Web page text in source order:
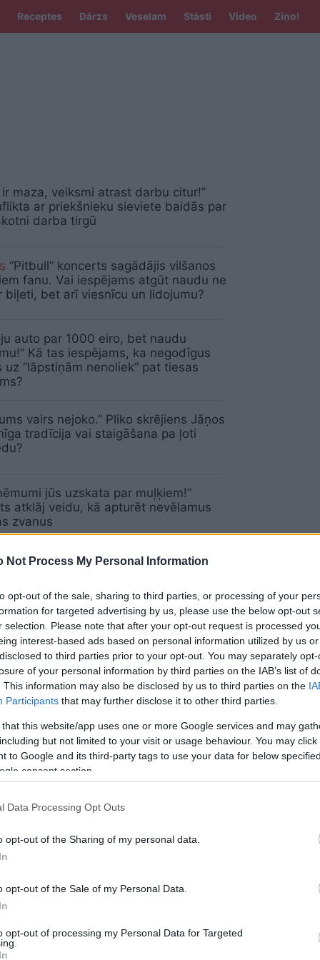
Not Process My Personal Information
opt-out of the sale, sharing to third parties, or processing of your
for targeted advertising by us, please use the below opt-out
selection. Please note that after your opt-out request is processed
interest-based ads based on personal information utilized by us
to third parties prior to your opt-out. You may separately
of your personal information by third parties on the IAB’s list of
This information may also be disclosed by us to third parties on the
Participants that may further disclose it to other third parties.
that this website/app uses one or more Google services and may
but not limited to your visit or usage behaviour. You may
to Google and its third-party tags to use your data for below
consent section.
Data Processing Opt Outs
opt-out of the Sharing of my personal data.
opt-out of the Sale of my Personal Data.
opt-out of processing my Personal Data for Targeted
Receptes Dārzs Veselam Stāsti Video Ziņo!
ir maza, veiksmi atrast darbu citur!”
ar priekšnieku sieviete baidās par
darba tirgū
“Pitbull” koncerts sagādājis vilšanos
fanu. Vai iespējams atgūt naudu ne
biļeti, bet arī viesnīcu un lidojumu?
auto par 1000 eiro, bet naudu
Kā tas iespējams, ka negodīgus
uz “lāpstiņām nenoliek” pat tiesas
vairs nejoko.” Pliko skrējiens Jāņos
tradīcija vai staigāšana pa ļoti
jūs uzskata par muļķiem!”
atklāj veidu, kā apturēt nevēlamus
zvanus
Rēzeknē mammām neatdod!” Valstī
viss aizgājis!” Advokāts
vai drīkst publicēt izlaiduma bildes,
citi cilvēki
teātra neparasto prasību
auto pieķerts ātruma pārkāpumā –
skaidro pārsteidzošo tiesas lēmumu
vairākas ļoti interesantas juridiskas
vecuma pārbaude var radīt
riskus. Advokāts par jauno kārtību